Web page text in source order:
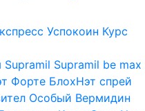
Успокоин Курс
Supramil Supramil be max
Форте БлохНэт спрей
Особый Вермидин